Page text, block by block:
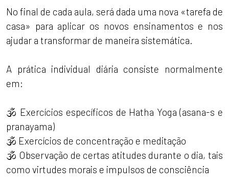
No final de cada aula, será dada uma nova «tarefa de
casa» para aplicar os novos ensinamentos e nos
ajudar a transformar de maneira sistemática.
A prática individual diária consiste normalmente
em:
🕉 Exercícios específicos de Hatha Yoga (asana-s e
pranayama)
🕉 Exercícios de concentração e meditação
🕉 Observação de certas atitudes durante o dia, tais
como virtudes morais e impulsos de consciência